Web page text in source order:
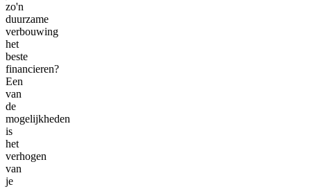
zo'n
duurzame
verbouwing
het
beste
financieren?
Een
van
de
mogelijkheden
is
het
verhogen
van
je